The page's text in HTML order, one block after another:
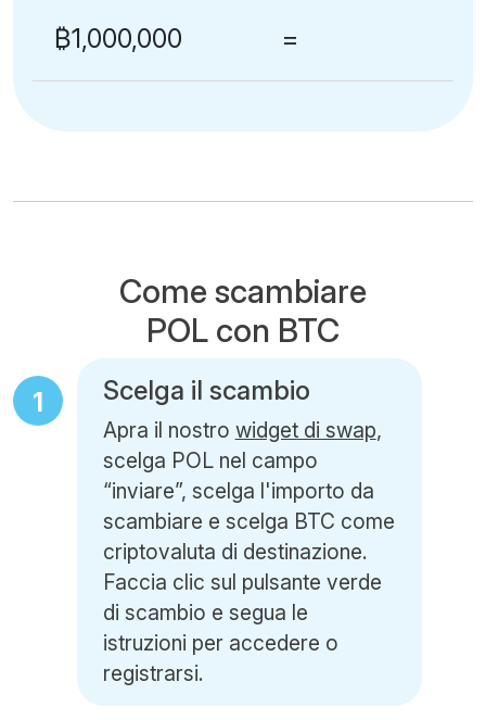
₿1,000,000 =
Come scambiare
POL con BTC
1 Scelga il scambio
Apra il nostro widget di swap,
scelga POL nel campo
“inviare”, scelga l'importo da
scambiare e scelga BTC come
criptovaluta di destinazione.
Faccia clic sul pulsante verde
di scambio e segua le
istruzioni per accedere o
registrarsi.